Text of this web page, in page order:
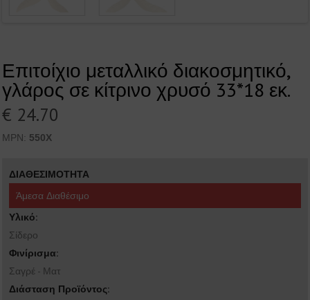
Επιτοίχιο μεταλλικό διακοσμητικό,
γλάρος σε κίτρινο χρυσό 33*18 εκ.
€ 24.70
MPN: 550X
ΔΙΑΘΕΣΙΜΟΤΗΤΑ
Άμεσα Διαθέσιμο
Υλικό:
Σίδερο
Φινίρισμα:
Σαγρέ - Ματ
Διάσταση Προϊόντος: